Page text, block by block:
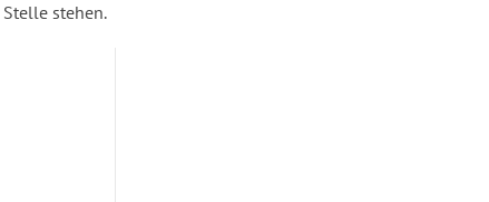
stehen.